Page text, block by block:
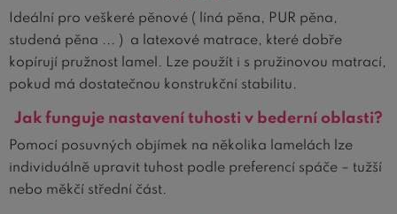
Ideální pro veškeré pěnové ( líná pěna, PUR pěna,
studená pěna ... ) a latexové matrace, které dobře
kopírují pružnost lamel. Lze použít i s pružinovou matrací,
pokud má dostatečnou konstrukční stabilitu.
Jak funguje nastavení tuhosti v bederní oblasti?
Pomocí posuvných objímek na několika lamelách lze
individuálně upravit tuhost podle preferencí spáče – tužší
nebo měkčí střední část.